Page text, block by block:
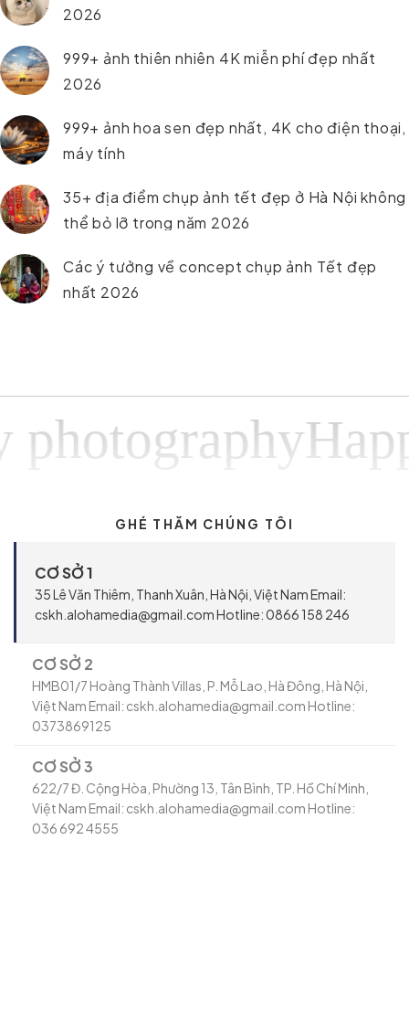
2026
999+ ảnh thiên nhiên 4K miễn phí đẹp nhất
2026
999+ ảnh hoa sen đẹp nhất, 4K cho điện thoại,
máy tính
35+ địa điểm chụp ảnh tết đẹp ở Hà Nội không
thể bỏ lỡ trong năm 2026
Các ý tưởng về concept chụp ảnh Tết đẹp
nhất 2026
GHÉ THĂM CHÚNG TÔI
CƠ SỞ 1
35 Lê Văn Thiêm, Thanh Xuân, Hà Nội, Việt Nam Email:
cskh.alohamedia@gmail.com Hotline: 0866 158 246
CƠ SỞ 2
HMB01/7 Hoàng Thành Villas, P. Mỗ Lao, Hà Đông, Hà Nội,
Việt Nam Email: cskh.alohamedia@gmail.com Hotline:
0373869125
CƠ SỞ 3
622/7 Đ. Cộng Hòa, Phường 13, Tân Bình, TP. Hồ Chí Minh,
Việt Nam Email: cskh.alohamedia@gmail.com Hotline:
036 692 4555